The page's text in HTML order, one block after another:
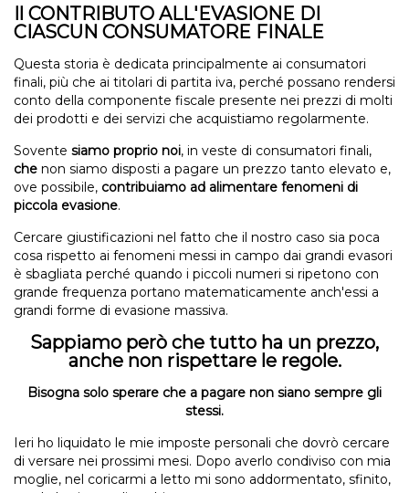
Il CONTRIBUTO ALL'EVASIONE DI
CIASCUN CONSUMATORE FINALE
Questa storia è dedicata principalmente ai consumatori
finali, più che ai titolari di partita iva, perché possano rendersi
conto della componente fiscale presente nei prezzi di molti
dei prodotti e dei servizi che acquistiamo regolarmente.
Sovente siamo proprio noi, in veste di consumatori finali,
che non siamo disposti a pagare un prezzo tanto elevato e,
ove possibile, contribuiamo ad alimentare fenomeni di
piccola evasione.
Cercare giustificazioni nel fatto che il nostro caso sia poca
cosa rispetto ai fenomeni messi in campo dai grandi evasori
è sbagliata perché quando i piccoli numeri si ripetono con
grande frequenza portano matematicamente anch'essi a
grandi forme di evasione massiva.
Sappiamo però che tutto ha un prezzo,
anche non rispettare le regole.
Bisogna solo sperare che a pagare non siano sempre gli
stessi.
Ieri ho liquidato le mie imposte personali che dovrò cercare
di versare nei prossimi mesi. Dopo averlo condiviso con mia
moglie, nel coricarmi a letto mi sono addormentato, sfinito,